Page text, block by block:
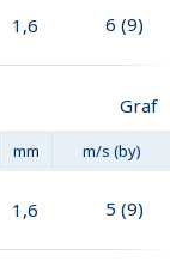
1,6 6 (9)
Graf
mm m/s (by)
1,6 5 (9)